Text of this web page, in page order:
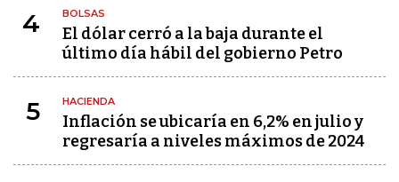
4 BOLSAS
El dólar cerró a la baja durante el
último día hábil del gobierno Petro
5 HACIENDA
Inflación se ubicaría en 6,2% en julio y
regresaría a niveles máximos de 2024